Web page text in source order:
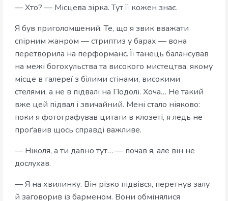
— Хто? — Місцева зірка. Тут її кожен знає.
Я був приголомшений. Те, що я звик вважати
спірним жанром — стриптиз у барах — вона
перетворила на перформанс. Її танець балансував
на межі богохульства та високого мистецтва, якому
місце в галереї з білими стінами, високими
стелями, а не в підвалі на Подолі. Хоча… Не такий
вже цей підвал і звичайний. Мені стало ніяково:
поки я фотографував цитати в клозеті, я ледь не
проґавив щось справді важливе.
— Ніколя, а ти давно тут… — почав я, але він не
дослухав.
— Я на хвилинку. Він різко підвівся, перетнув залу
й заговорив із барменом. Вони обмінялися